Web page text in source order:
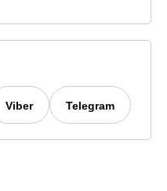
Viber Telegram